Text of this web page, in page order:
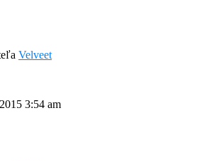
Velveet
3:54 am